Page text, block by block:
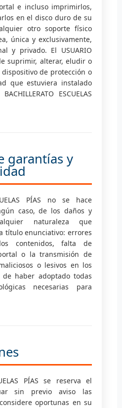
e incluso imprimirlos,
en el disco duro de su
otro soporte físico
única y exclusivamente,
y privado. El USUARIO
suprimir, alterar, eludir o
de protección o
que estuviera instalado
ESCUELAS
garantías y
PÍAS no se hace
caso, de los daños y
naturaleza que
título enunciativo: errores
contenidos, falta de
o la transmisión de
o lesivos en los
haber adoptado todas
necesarias para
PÍAS se reserva el
sin previo aviso las
oportunas en su